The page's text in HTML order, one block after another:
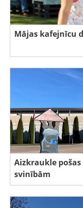
Mājas kafejnīcu
Aizkraukle
svinībām